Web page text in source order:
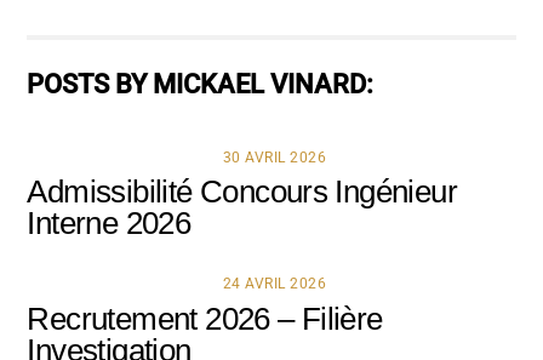
POSTS BY MICKAEL VINARD:
30 AVRIL 2026
Admissibilité Concours Ingénieur
Interne 2026
24 AVRIL 2026
Recrutement 2026 – Filière
Investigation